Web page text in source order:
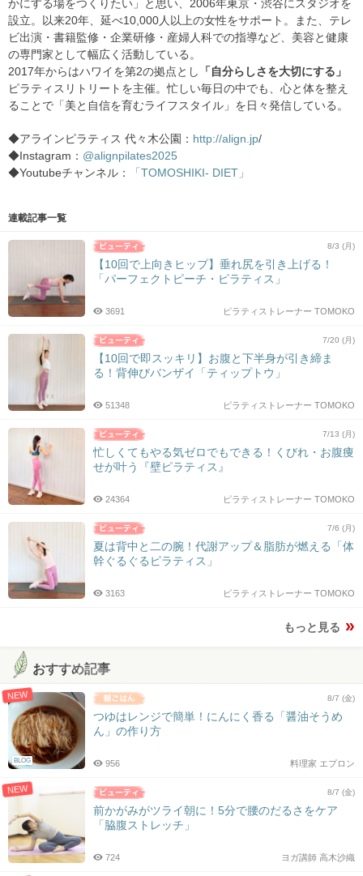
かにする場をつくりたい」と思い、2006年東京・渋谷にスタジオを
設立。以来20年、延べ10,000人以上の女性をサポート。また、テレ
ビ出演・書籍監修・企業研修・産婦人科での指導など、美容と健康
の専門家として幅広く活動している。
2017年からはハワイを第2の拠点とし
「自分らしさを大切にする」
ピラティスリトリートを主催。忙しい毎日の中でも、心と体を整え
ることで「美と自信を育むライフスタイル」を日々発信している。
◆アラインピラティス 代々木公園： http://align.jp/
◆Instagram： @alignpilates2025
◆Youtubeチャンネル：
「TOMOSHIKI- DIET」
連載記事一覧
8/3 (月)
【10回で上向きヒップ】垂れ尻を引き上げる！
「パーフェクトピーチ・ピラティス」
ピラティストレーナー TOMOKO
3691
7/20 (月)
【10回で即スッキリ】お腹と下半身が引き締ま
る！背伸びバンザイ「ティップトウ」
ピラティストレーナー TOMOKO
51348
7/13 (月)
忙しくてもやる気ゼロでもできる！くびれ・お腹痩
せが叶う『壁ピラティス』
ピラティストレーナー TOMOKO
24364
7/6 (月)
夏は背中と二の腕！代謝アップ＆脂肪が燃える「体
幹ぐるぐるピラティス」
ピラティストレーナー TOMOKO
3163
もっと見る
おすすめ記事
NEW
BLOG
8/7 (金)
つゆはレンジで簡単！にんにく香る「醤油そうめ
ん」の作り方
料理家 エプロン
956
NEW 8/7 (金)
前かがみがツライ朝に！5分で腰のだるさをケア
「脇腹ストレッチ」
ヨガ講師 高木沙織
724